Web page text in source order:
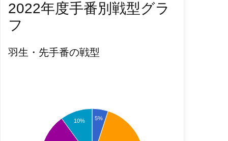
2022年度手番別戦型グラ
フ
羽生・先手番の戦型
5%
10%